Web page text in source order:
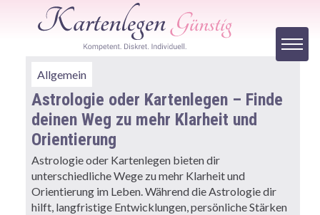
Allgemein
Astrologie oder Kartenlegen – Finde
deinen Weg zu mehr Klarheit und
Orientierung
Astrologie oder Kartenlegen bieten dir
unterschiedliche Wege zu mehr Klarheit und
Orientierung im Leben. Während die Astrologie dir
hilft, langfristige Entwicklungen, persönliche Stärken